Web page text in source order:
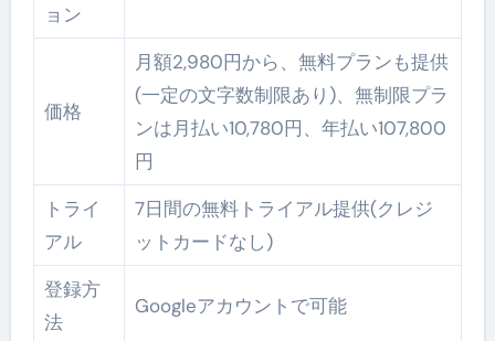
ョン
価格
月額2,980円から、無料プランも提供
(一定の文字数制限あり)、無制限プラ
ンは月払い10,780円、年払い107,800
円
トライ
アル
7日間の無料トライアル提供(クレジ
ットカードなし)
登録方
法
Googleアカウントで可能